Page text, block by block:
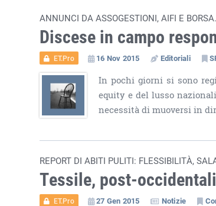
ANNUNCI DA ASSOGESTIONI, AIFI E
Discese in campo
ET.Pro 16 Nov 2015 Editoriali
In pochi giorni si sono
equity e del lusso
necessità di muoversi in
REPORT DI ABITI PULITI: FLESSIBILITÀ,
Tessile, post-
ET.Pro 27 Gen 2015 Notizie